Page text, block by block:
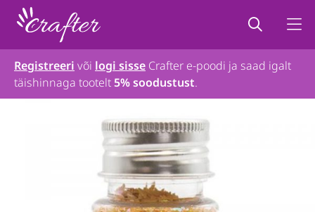
Registreeri või logi sisse Crafter e-poodi ja saad igalt
täishinnaga tootelt5% soodustust.